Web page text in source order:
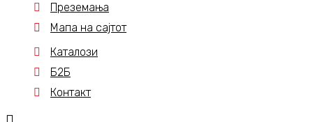
Преземања
Мапа на сајтот
Каталози
Б2Б
Контакт